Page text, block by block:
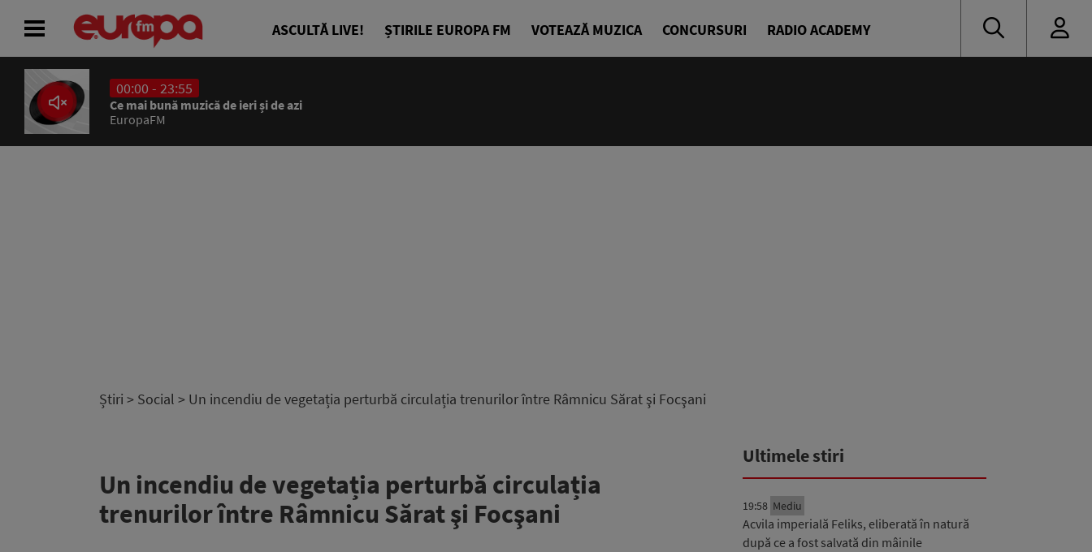
ASCULTĂ LIVE! ȘTIRILE EUROPA FM VOTEAZĂ MUZICA CONCURSURI RADIO ACADEMY
00:00 - 23:55
Ce mai bună muzică de ieri și de azi
EuropaFM
Știri > Social > Un incendiu de vegetația perturbă circulația trenurilor între Râmnicu Sărat şi Focşani
Un incendiu de vegetația perturbă circulația
trenurilor între Râmnicu Sărat şi Focşani
Ultimele stiri
19:58 Mediu
Acvila imperială Feliks, eliberată în natură
după ce a fost salvată din mâinile
ACASĂ
ȘTIRI